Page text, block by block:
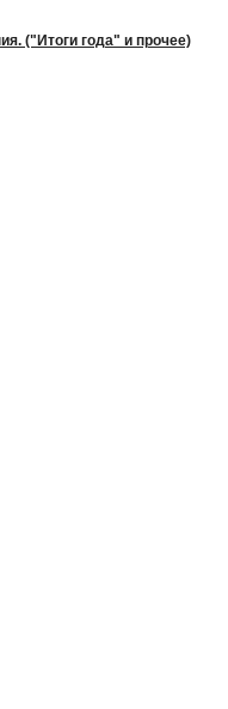
("Итоги года" и прочее)